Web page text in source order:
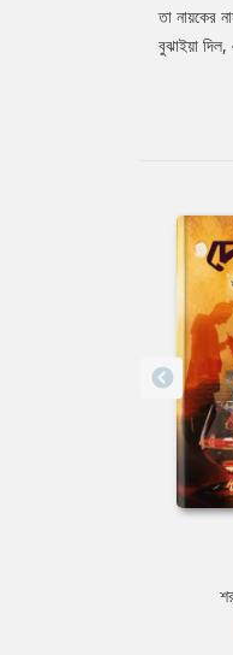
তা নায়কের
বুঝাইয়া